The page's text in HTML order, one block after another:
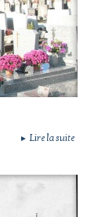
► Lire la suite